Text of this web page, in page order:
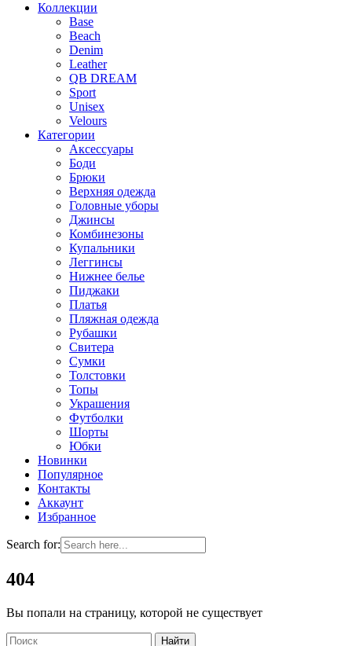
Коллекции
Base
Beach
Denim
Leather
QB DREAM
Sport
Unisex
Velours
Категории
Аксессуары
Боди
Брюки
Верхняя одежда
Головные уборы
Джинсы
Комбинезоны
Купальники
Леггинсы
Нижнее белье
Пиджаки
Платья
Пляжная одежда
Рубашки
Свитера
Сумки
Толстовки
Топы
Украшения
Футболки
Шорты
Юбки
Новинки
Популярное
Контакты
Аккаунт
Избранное
Search for:
404
Вы попали на страницу, которой не существует
Найти